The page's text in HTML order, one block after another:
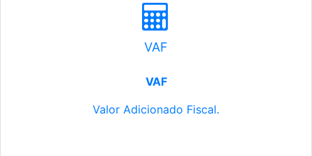
VAF
VAF
Valor Adicionado Fiscal.